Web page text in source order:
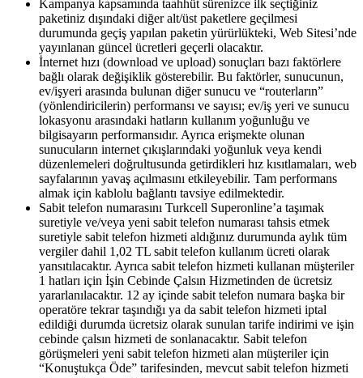
Kampanya kapsamında taahhüt sürenizce ilk seçtiğiniz
paketiniz dışındaki diğer alt/üst paketlere geçilmesi
durumunda geçiş yapılan paketin yürürlükteki, Web Sitesi’nde
yayınlanan güncel ücretleri geçerli olacaktır.
İnternet hızı (download ve upload) sonuçları bazı faktörlere
bağlı olarak değişiklik gösterebilir. Bu faktörler, sunucunun,
ev/işyeri arasında bulunan diğer sunucu ve “routerların”
(yönlendiricilerin) performansı ve sayısı; ev/iş yeri ve sunucu
lokasyonu arasındaki hatların kullanım yoğunluğu ve
bilgisayarın performansıdır. Ayrıca erişmekte olunan
sunucuların internet çıkışlarındaki yoğunluk veya kendi
düzenlemeleri doğrultusunda getirdikleri hız kısıtlamaları, web
sayfalarının yavaş açılmasını etkileyebilir. Tam performans
almak için kablolu bağlantı tavsiye edilmektedir.​
Sabit telefon numarasını Turkcell Superonline’a taşımak
suretiyle ve/veya yeni sabit telefon numarası tahsis etmek
suretiyle sabit telefon hizmeti aldığınız durumunda aylık tüm
vergiler dahil 1,02 TL sabit telefon kullanım ücreti olarak
yansıtılacaktır. Ayrıca sabit telefon hizmeti kullanan müşteriler
1 hatları için İşin Cebinde Çalsın Hizmetinden de ücretsiz
yararlanılacaktır. 12 ay içinde sabit telefon numara başka bir
operatöre tekrar taşındığı ya da sabit telefon hizmeti iptal
edildiği durumda ücretsiz olarak sunulan tarife indirimi ve işin
cebinde çalsın hizmeti de sonlanacaktır. Sabit telefon
görüşmeleri yeni sabit telefon hizmeti alan müşteriler için
“Konuştukça Öde” tarifesinden, mevcut sabit telefon hizmeti